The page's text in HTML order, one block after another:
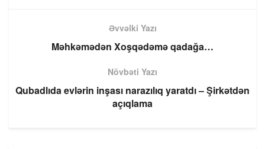
Əvvəlki Yazı
Məhkəmədən Xoşqədəmə qadağa…
Növbəti Yazı
Qubadlıda evlərin inşası narazılıq yaratdı – Şirkətdən
açıqlama